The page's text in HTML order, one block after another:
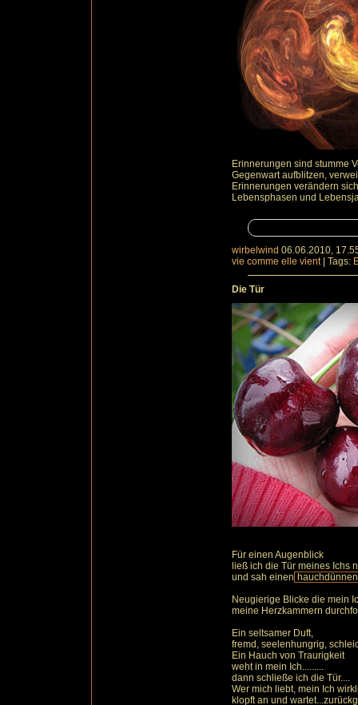
Erinnerungen sind stumme
Gegenwart aufblitzen,
Erinnerungen verändern
Lebensphasen und
wirbelwind 06.06.2010,
vie comme elle vient| Tags:
Die Tür
Für einen Augenblick
ließ ich die Tür meines Ichs
und sah einen
Neugierige Blicke die mein
meine Herzkammern
Ein seltsamer Duft,
fremd, seelenhungrig,
Ein Hauch von Traurigkeit
weht in mein Ich.........
dann schließe ich die Tür....
Wer mich liebt, mein Ich
klopft an und